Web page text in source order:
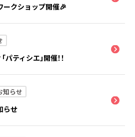
ークショップ開催🎉
ティシエ」開催！！
知らせ
らせ